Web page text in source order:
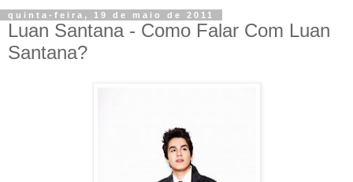
quinta-feira, 19 de maio de 2011
Luan Santana - Como Falar Com Luan
Santana?